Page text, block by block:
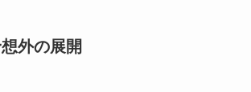
外の展開